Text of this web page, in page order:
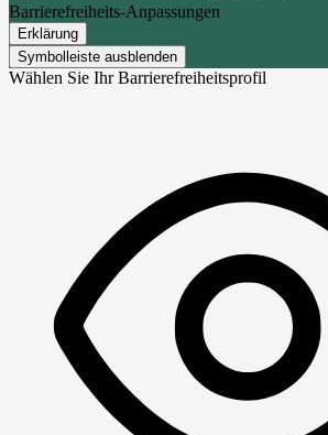
Barrierefreiheits-Anpassungen
Erklärung
Symbolleiste ausblenden
Wählen Sie Ihr Barrierefreiheitsprofil